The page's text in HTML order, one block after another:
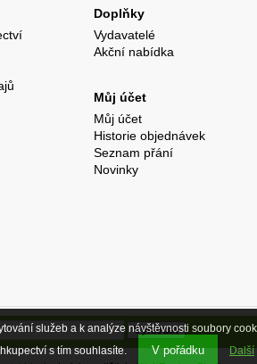
Doplňky
Vydavatelé
Akční nabídka
Můj účet
Můj účet
Historie objednávek
Seznam přání
Novinky
služeb a k analýze návštěvnosti soubory
s tím souhlasíte.
V pořádku Další